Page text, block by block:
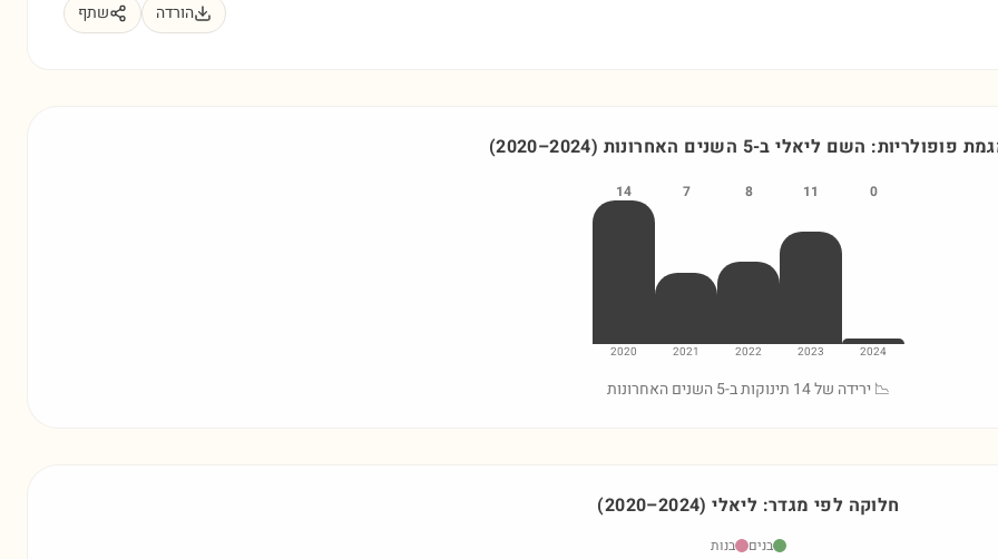
הורדה שתף
פופולריות: השם ליאליב-5 השנים האחרונות (2020–2024)
0
2024
11
2023
8
2022
7
2021
14
2020
📉 ירידה של 14 תינוקות ב-5 השנים האחרונות
חלוקה לפי מגדר: ליאלי (2020–2024)
בנים
בנות